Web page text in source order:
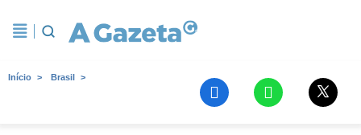
Início Brasil